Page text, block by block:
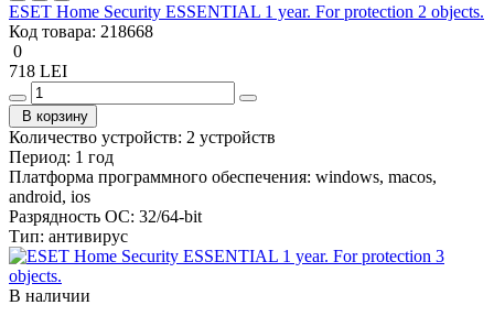
ESET Home Security ESSENTIAL 1 year. For protection 2 objects.
Код товара: 218668
0
718 LEI
В корзину
Количество устройств: 2 устройств
Период: 1 год
Платформа программного обеспечения: windows, macos,
android, ios
Разрядность ОС: 32/64-bit
Тип: антивирус
В наличии